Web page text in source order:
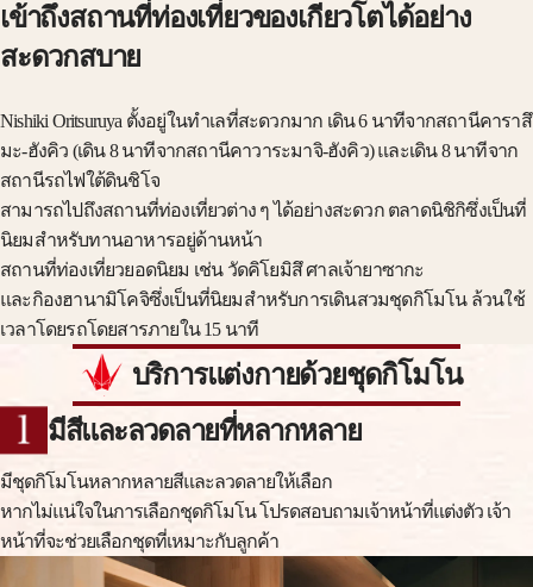
เข้าถึงสถานที่ท่องเที่ยวของเกียวโตได้อย่าง
สะดวกสบาย
Nishiki Oritsuruya ตั้งอยู่ในทำเลที่สะดวกมาก เดิน 6 นาทีจากสถานีคาราสึ
มะ-ฮังคิว (เดิน 8 นาทีจากสถานีคาวาระมาจิ-ฮังคิว) และเดิน 8 นาทีจาก
สถานีรถไฟใต้ดินชิโจ
สามารถไปถึงสถานที่ท่องเที่ยวต่าง ๆ ได้อย่างสะดวก ตลาดนิชิกิซึ่งเป็นที่
นิยมสำหรับทานอาหารอยู่ด้านหน้า
สถานที่ท่องเที่ยวยอดนิยม เช่น วัดคิโยมิสึ ศาลเจ้ายาซากะ
และกิองฮานามิโคจิซึ่งเป็นที่นิยมสำหรับการเดินสวมชุดกิโมโน ล้วนใช้
เวลาโดยรถโดยสารภายใน 15 นาที
บริการแต่งกายด้วยชุดกิโมโน
มีสีและลวดลายที่หลากหลาย
มีชุดกิโมโนหลากหลายสีและลวดลายให้เลือก
หากไม่แน่ใจในการเลือกชุดกิโมโน โปรดสอบถามเจ้าหน้าที่แต่งตัว เจ้า
หน้าที่จะช่วยเลือกชุดที่เหมาะกับลูกค้า